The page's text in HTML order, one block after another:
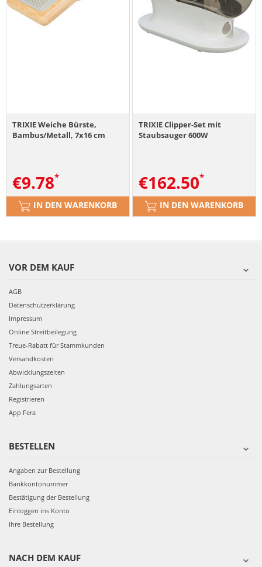
TRIXIE Weiche Bürste,
Bambus/Metall, 7x16 cm
€9.78
IN DEN WARENKORB
TRIXIE Clipper-Set mit
Staubsauger 600W
€162.50
IN DEN WARENKORB
VOR DEM KAUF
AGB
Datenschutzerklärung
Impressum
Online Streitbeilegung
Treue-Rabatt für Stammkunden
Versandkosten
Abwicklungszeiten
Zahlungsarten
Registrieren
App Fera
BESTELLEN
Angaben zur Bestellung
Bankkontonummer
Bestätigung der Bestellung
Einloggen ins Konto
Ihre Bestellung
NACH DEM KAUF